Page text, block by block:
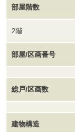
部屋階数
2階
部屋/区画番号
総戸/区画数
建物構造